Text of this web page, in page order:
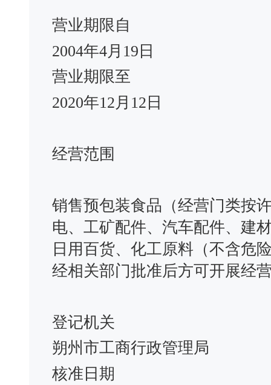
营业期限自
2004年4月19日
营业期限至
2020年12月12日
经营范围
销售预包装食品（经营门类按
电、工矿配件、汽车配件、建
日用百货、化工原料（不含危
经相关部门批准后方可开展
登记机关
朔州市工商行政管理局
核准日期